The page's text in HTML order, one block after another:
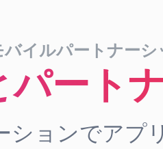
バイルパートナーシ
パート
ョンでアプ